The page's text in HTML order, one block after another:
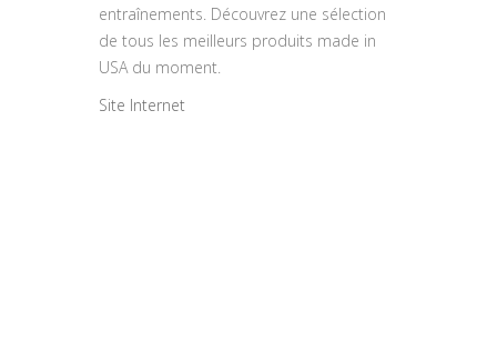
entraînements. Découvrez une sélection
de tous les meilleurs produits made in
USA du moment.
Site Internet